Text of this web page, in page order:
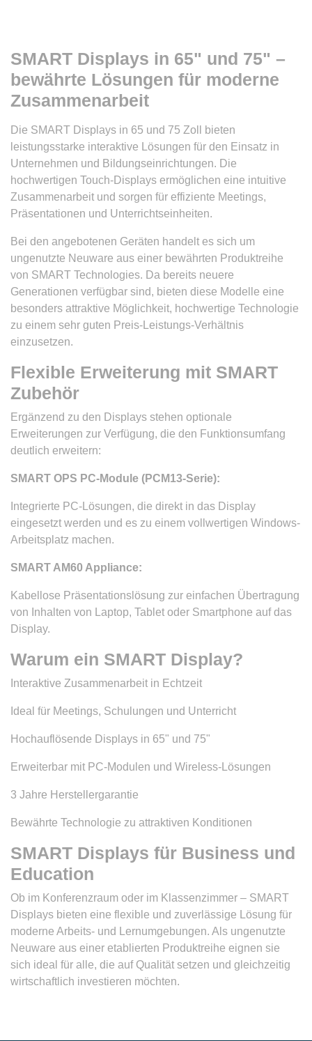
SMART Displays in 65" und 75" –
bewährte Lösungen für moderne
Zusammenarbeit
Die SMART Displays in 65 und 75 Zoll bieten
leistungsstarke interaktive Lösungen für den Einsatz in
Unternehmen und Bildungseinrichtungen. Die
hochwertigen Touch-Displays ermöglichen eine intuitive
Zusammenarbeit und sorgen für effiziente Meetings,
Präsentationen und Unterrichtseinheiten.
Bei den angebotenen Geräten handelt es sich um
ungenutzte Neuware aus einer bewährten Produktreihe
von SMART Technologies. Da bereits neuere
Generationen verfügbar sind, bieten diese Modelle eine
besonders attraktive Möglichkeit, hochwertige Technologie
zu einem sehr guten Preis-Leistungs-Verhältnis
einzusetzen.
Flexible Erweiterung mit SMART
Zubehör
Ergänzend zu den Displays stehen optionale
Erweiterungen zur Verfügung, die den Funktionsumfang
deutlich erweitern:
SMART OPS PC-Module (PCM13-Serie):
Integrierte PC-Lösungen, die direkt in das Display
eingesetzt werden und es zu einem vollwertigen Windows-
Arbeitsplatz machen.
SMART AM60 Appliance:
Kabellose Präsentationslösung zur einfachen Übertragung
von Inhalten von Laptop, Tablet oder Smartphone auf das
Display.
Warum ein SMART Display?
Interaktive Zusammenarbeit in Echtzeit
Ideal für Meetings, Schulungen und Unterricht
Hochauflösende Displays in 65" und 75"
Erweiterbar mit PC-Modulen und Wireless-Lösungen
3 Jahre Herstellergarantie
Bewährte Technologie zu attraktiven Konditionen
SMART Displays für Business und
Education
Ob im Konferenzraum oder im Klassenzimmer – SMART
Displays bieten eine flexible und zuverlässige Lösung für
moderne Arbeits- und Lernumgebungen. Als ungenutzte
Neuware aus einer etablierten Produktreihe eignen sie
sich ideal für alle, die auf Qualität setzen und gleichzeitig
wirtschaftlich investieren möchten.